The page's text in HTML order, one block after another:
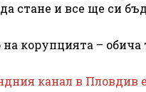
стане и все ще си
корупцията – обича
канал в Пловдив